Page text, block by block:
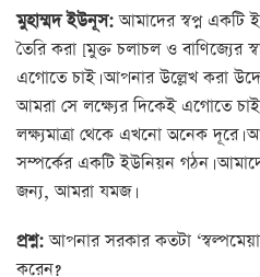
মুহাম্মদ ইউনূস:আমাদের স্বপ্ন একটি
তৈরি করা [মুক্ত চলাচল ও বাণিজ্যের
এগোতে চাই। আপনার উল্লেখ করা
আমরা সে লক্ষ্যের দিকেই এগোতে
লক্ষ্যমাত্রা থেকে এখনো অনেক দূরে।
সম্পর্কের একটি ইউনিয়ন গঠন।
জন্য, আমরা যমজ।
প্রশ্ন:আপনার সরকার কতটা
করেন?